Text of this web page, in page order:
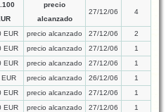
precio
alcanzado
27/12/06 4
EUR precio alcanzado 27/12/06
2
EUR precio alcanzado 27/12/06
1
EUR precio alcanzado 27/12/06
1
precio alcanzado 26/12/06
1
EUR precio alcanzado 27/12/06
1
EUR precio alcanzado 27/12/06
1